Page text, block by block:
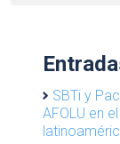
SBTi y
AFOLU en